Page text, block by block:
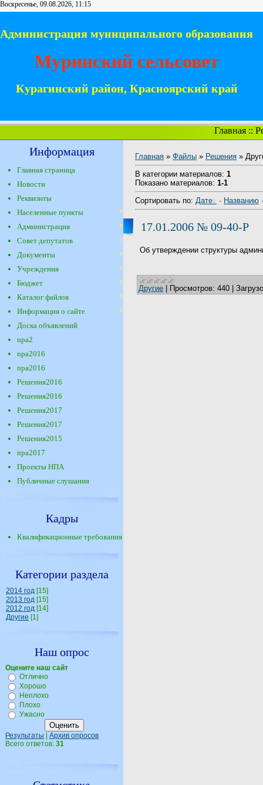
Воскресенье, 09.08.2026, 11:15
Администрация муниципального образования
Муринский сельсовет
Курагинский район, Красноярский край
Главная::
Информация
Главная страница
Новости
Реквизиты
Населенные пункты
Администрация
Совет депутатов
Документы
Учреждения
Бюджет
Каталог файлов
Информация о сайте
Доска объявлений
npa2
npa2016
npa2016
Решения2016
Решения2016
Решения2017
Решения2017
Решения2015
npa2017
Проекты НПА
Публичные слушания
Кадры
Квалификационные требования
Категории раздела
2014 год [15]
2013 год [15]
2012 год [14]
Другие [1]
Наш опрос
Оцените наш сайт
Отлично
Хорошо
Неплохо
Плохо
Ужасно
Результаты
Архив опросов
Всего ответов: 31
Главная » Файлы » Решения »
В категории материалов: 1
Показано материалов: 1-1
Сортировать по: Дате · Названию
17.01.2006 № 09-40-Р
Об утверждении структуры
Другие Просмотров: 440